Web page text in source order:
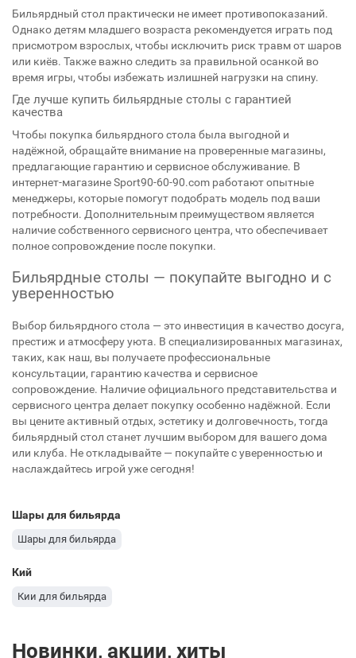
Бильярдный стол практически не имеет противопоказаний.
Однако детям младшего возраста рекомендуется играть под
присмотром взрослых, чтобы исключить риск травм от шаров
или киёв. Также важно следить за правильной осанкой во
время игры, чтобы избежать излишней нагрузки на спину.
Где лучше купить бильярдные столы с гарантией
качества
Чтобы покупка бильярдного стола была выгодной и
надёжной, обращайте внимание на проверенные магазины,
предлагающие гарантию и сервисное обслуживание. В
интернет-магазине Sport90-60-90.com работают опытные
менеджеры, которые помогут подобрать модель под ваши
потребности. Дополнительным преимуществом является
наличие собственного сервисного центра, что обеспечивает
полное сопровождение после покупки.
Бильярдные столы — покупайте выгодно и с
уверенностью
Выбор бильярдного стола — это инвестиция в качество досуга,
престиж и атмосферу уюта. В специализированных магазинах,
таких, как наш, вы получаете профессиональные
консультации, гарантию качества и сервисное
сопровождение. Наличие официального представительства и
сервисного центра делает покупку особенно надёжной. Если
вы цените активный отдых, эстетику и долговечность, тогда
бильярдный стол станет лучшим выбором для вашего дома
или клуба. Не откладывайте — покупайте с уверенностью и
наслаждайтесь игрой уже сегодня!
Шары для бильярда
Шары для бильярда
Кий
Кии для бильярда
Новинки, акции, хиты